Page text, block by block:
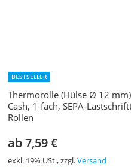
BESTSELLER
Thermorolle (Hülse Ø 12
Cash, 1-fach, SEPA-
Rollen
ab 7,59 €
exkl. 19% USt., zzgl.Versand